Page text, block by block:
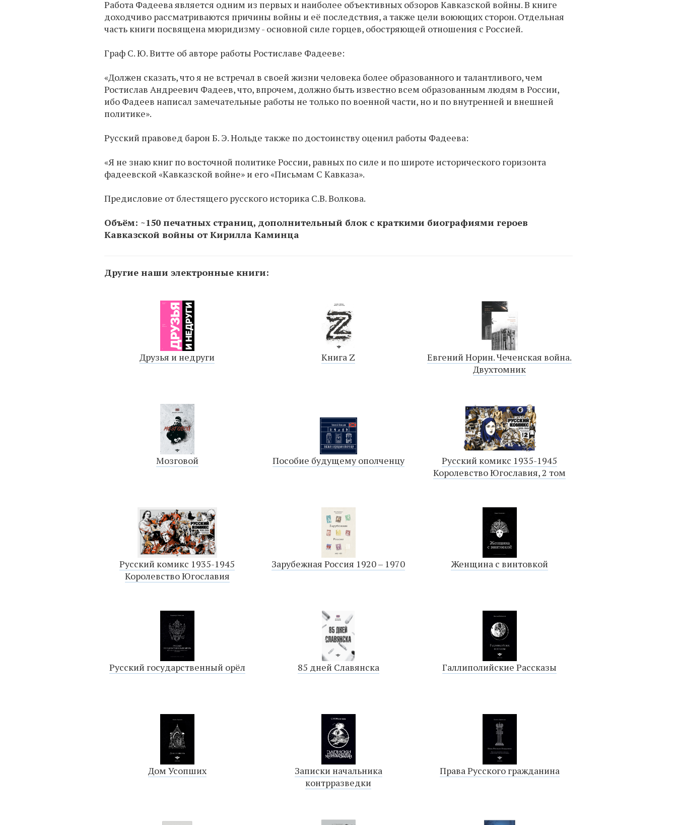
Работа Фадеева является одним из первых и наиболее объективных обзоров Кавказской войны. В книге
доходчиво рассматриваются причины войны и её последствия, а также цели воюющих сторон. Отдельная
часть книги посвящена мюридизму - основной силе горцев, обостряющей отношения с Россией.
Граф С. Ю. Витте об авторе работы Ростиславе Фадееве:
«Должен сказать, что я не встречал в своей жизни человека более образованного и талантливого, чем
Ростислав Андреевич Фадеев, что, впрочем, должно быть известно всем образованным людям в России,
ибо Фадеев написал замечательные работы не только по военной части, но и по внутренней и внешней
политике».
Русский правовед барон Б. Э. Нольде также по достоинству оценил работы Фадеева:
«Я не знаю книг по восточной политике России, равных по силе и по широте исторического горизонта
фадеевской «Кавказской войне» и его «Письмам С Кавказа».
Предисловие от блестящего русского историка С.В. Волкова.
Объём: ~150 печатных страниц, дополнительный блок с краткими биографиями героев
Кавказской войны от Кирилла Каминца
Другие наши электронные книги:
Друзья и недруги Книга Z
Евгений Норин. Чеченская война.
Двухтомник
Мозговой Пособие будущему ополченцу
Русский комикс 1935-1945
Королевство Югославия, 2 том
Русский комикс 1935-1945
Королевство Югославия
Зарубежная Россия 1920 – 1970 Женщина с винтовкой
Русский государственный орёл 85 дней Славянска Галлиполийские Рассказы
Дом Усопших
Записки начальника
контрразведки
Права Русского гражданина